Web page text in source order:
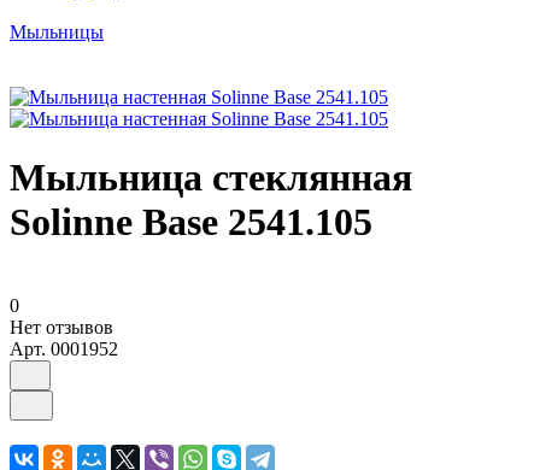
Мыльницы
Мыльница стеклянная
Solinne Base 2541.105
0
Нет отзывов
Арт. 0001952